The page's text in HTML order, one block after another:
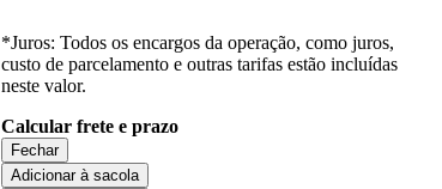
*Juros: Todos os encargos da operação, como juros,
custo de parcelamento e outras tarifas estão incluídas
neste valor.
Calcular frete e prazo
Fechar
Adicionar à sacola